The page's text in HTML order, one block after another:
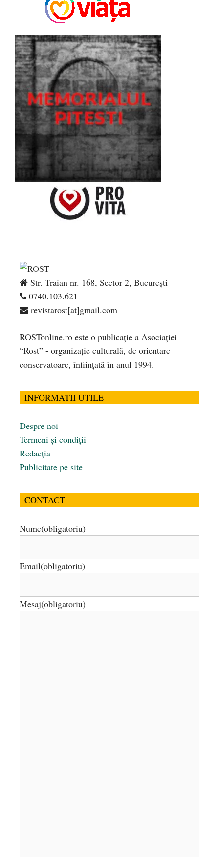
Str. Traian nr. 168, Sector 2, București
0740.103.621
revistarost[at]gmail.com
ROSTonline.ro este o publicaţie a Asociaţiei
“Rost” - organizaţie culturală, de orientare
conservatoare, înfiinţată în anul 1994.
INFORMATII UTILE
Despre noi
Termeni și condiții
Redacția
Publicitate pe site
CONTACT
Nume(obligatoriu)
Email(obligatoriu)
Mesaj(obligatoriu)